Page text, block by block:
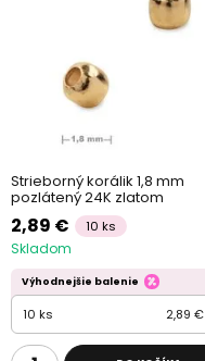
Strieborný korálik 1,8 mm
pozlátený 24K zlatom
2,89 € 10 ks
Skladom
Výhodnejšie balenie
10 ks 2,89 €